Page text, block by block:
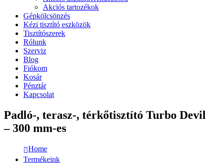
Akciós tartozékok
Gépkölcsönzés
Kézi tisztító eszközök
Tisztítószerek
Rólunk
Szerviz
Blog
Fiókom
Kosár
Pénztár
Kapcsolat
Padló-, terasz-, térkőtisztító Turbo Devil
– 300 mm-es
Home
Termékeink